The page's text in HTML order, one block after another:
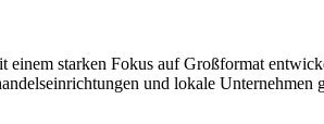
starken Fokus auf Großformat
und lokale Unternehmen